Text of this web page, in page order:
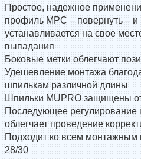
Простое, надежное
профиль MPC – повернуть –
устанавливается на свое
выпадания
Боковые метки облегчают
Удешевление монтажа
шпилькам различной длины
Шпильки MUPRO защищены
Последующее регулирование
облегчает проведение
Подходит ко всем
28/30